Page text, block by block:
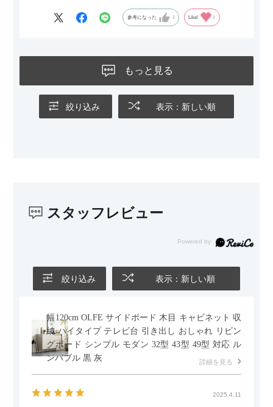
グとのバランスもぴったりで、リビング全体がすっきり見えま
ないのもお気に入りのポイントです。さらに、わが家はソファ
の後ろ側を通ることも多い間取りなので、背面まできれいに仕
ても美しく、空間の印象を損ないません。
また、カウチのように足を伸ばしてくつろげるスタイルが理想
かせるため、普段はカウチとして使い、来客時には離してスツ
参考になった Like!
もっと見る
絞り込み 表示：新しい順
スタッフレビュー
絞り込み 表示：新しい順
幅120cm OLFE サイドボード 木目 キャビネット 収
納 ハイタイプ テレビ台 引き出し おしゃれ リビン
グボード シンプル モダン 32型 43型 49型 対応 ル
ンバブル 黒 灰
詳細を見る
2025.4.11